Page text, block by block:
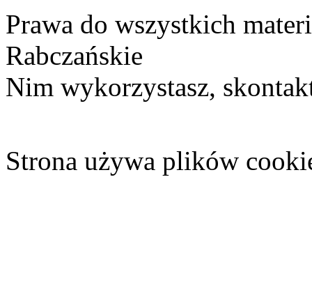
Prawa do wszystkich
Rabczańskie
Nim wykorzystasz,
Strona używa plików